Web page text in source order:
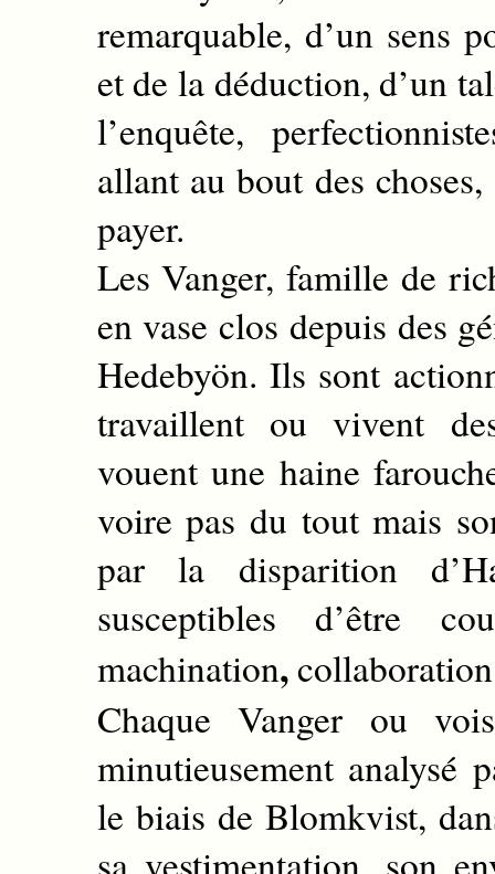
remarquable, d’un sens
et de la déduction, d’un
l’enquête,
allant au bout des
payer.
Les Vanger, famille de
en vase clos depuis des
Hedebyön. Ils sont
travaillent ou vivent
vouent une haine
voire pas du tout mais
par la disparition
susceptibles d’être
machination,
Chaque Vanger ou
minutieusement analysé
le biais de Blomkvist,